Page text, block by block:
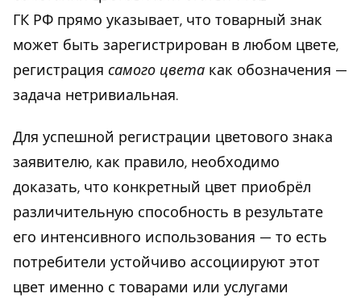
ГК РФ прямо указывает, что товарный знак
может быть зарегистрирован в любом цвете,
регистрация самого цвета как обозначения —
задача нетривиальная.
Для успешной регистрации цветового знака
заявителю, как правило, необходимо
доказать, что конкретный цвет приобрёл
различительную способность в результате
его интенсивного использования — то есть
потребители устойчиво ассоциируют этот
цвет именно с товарами или услугами